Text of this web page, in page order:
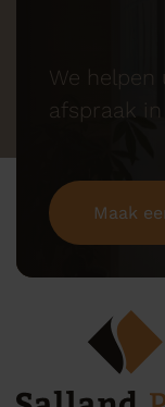
We helpen
afspraak in
Maak